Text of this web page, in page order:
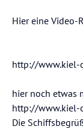
Hier eine Video-
http://www.kiel-
hier noch etwas
http://www.kiel-
Die